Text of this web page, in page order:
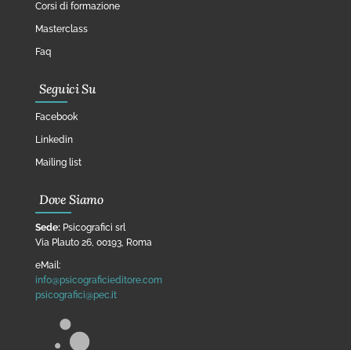
Corsi di formazione
Masterclass
Faq
Seguici Su
Facebook
Linkedin
Mailing list
Dove Siamo
Sede: Psicografici srl
Via Plauto 26, 00193, Roma
eMail:
info@psicograficieditore.com
psicografici@pec.it